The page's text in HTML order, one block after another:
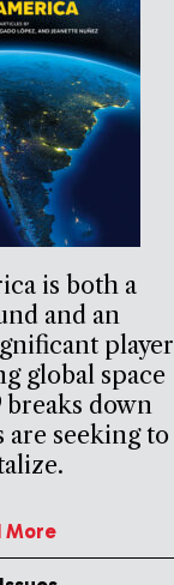
is both a
and an
player
global space
breaks down
seeking to
More